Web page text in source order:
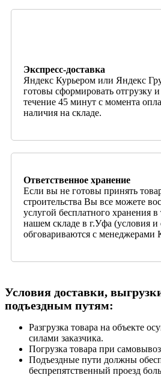
Экспресс-доставка
Яндекс Курьером или Яндекс
готовы сформировать отгрузку
течение 45 минут с момента
наличия на складе.
Ответственное хранение
Если вы не готовы принять
строительства Вы все можете
услугой бесплатного хранения
нашем складе в г.Уфа (условия и
обговариваются с менеджерами
Условия доставки,
подъездным путям:
Разгрузка товара на объекте
силами заказчика.
Погрузка товара при
Подъездные пути должны
беспрепятственный проезд